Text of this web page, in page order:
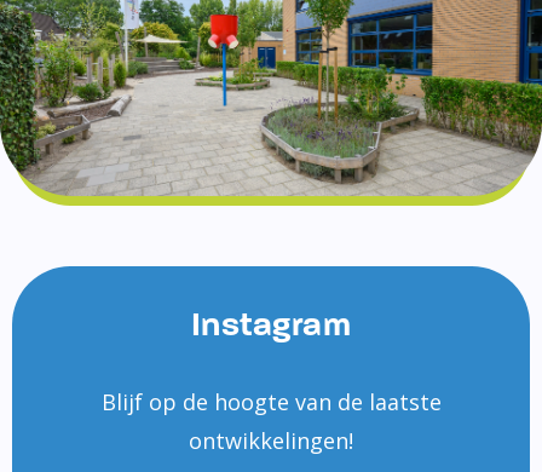
Instagram
Blijf op de hoogte van de laatste
ontwikkelingen!